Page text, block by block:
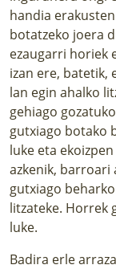
handia
botatzeko joera
ezaugarri horiek
izan ere, batetik,
lan egin ahalko
gehiago
gutxiago botako
luke eta
azkenik, barroari
gutxiago
litzateke. Horrek
luke.
Badira erle